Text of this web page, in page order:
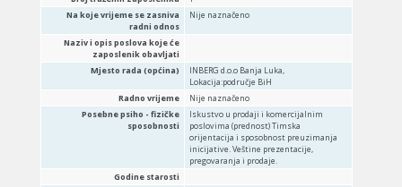
Na koje vrijeme se zasniva
radni odnos
Nije naznačeno
Naziv i opis poslova koje će
zaposlenik obavljati
Mjesto rada (općina)
INBERG d.o.o Banja Luka,
Lokacija:područje BiH
Radno vrijeme
Nije naznačeno
Posebne psiho - fizičke
sposobnosti
Iskustvo u prodaji i komercijalnim
poslovima (prednost) Timska
orijentacija i sposobnost preuzimanja
inicijative. Veštine prezentacije,
pregovaranja i prodaje.
Godine starosti